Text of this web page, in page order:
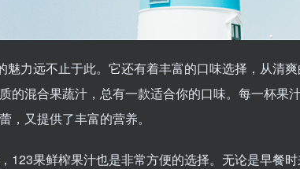
魅力远不止于此。它还有着丰富的口味选择，从清
的混合果蔬汁，总有一款适合你的口味。每一杯果
，又提供了丰富的营养。
123果鲜榨果汁也是非常方便的选择。无论是早餐